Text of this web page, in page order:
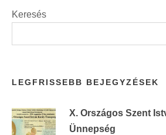
Keresés
LEGFRISSEBB BEJEGYZÉSEK
X. Országos Szent
Ünnepség